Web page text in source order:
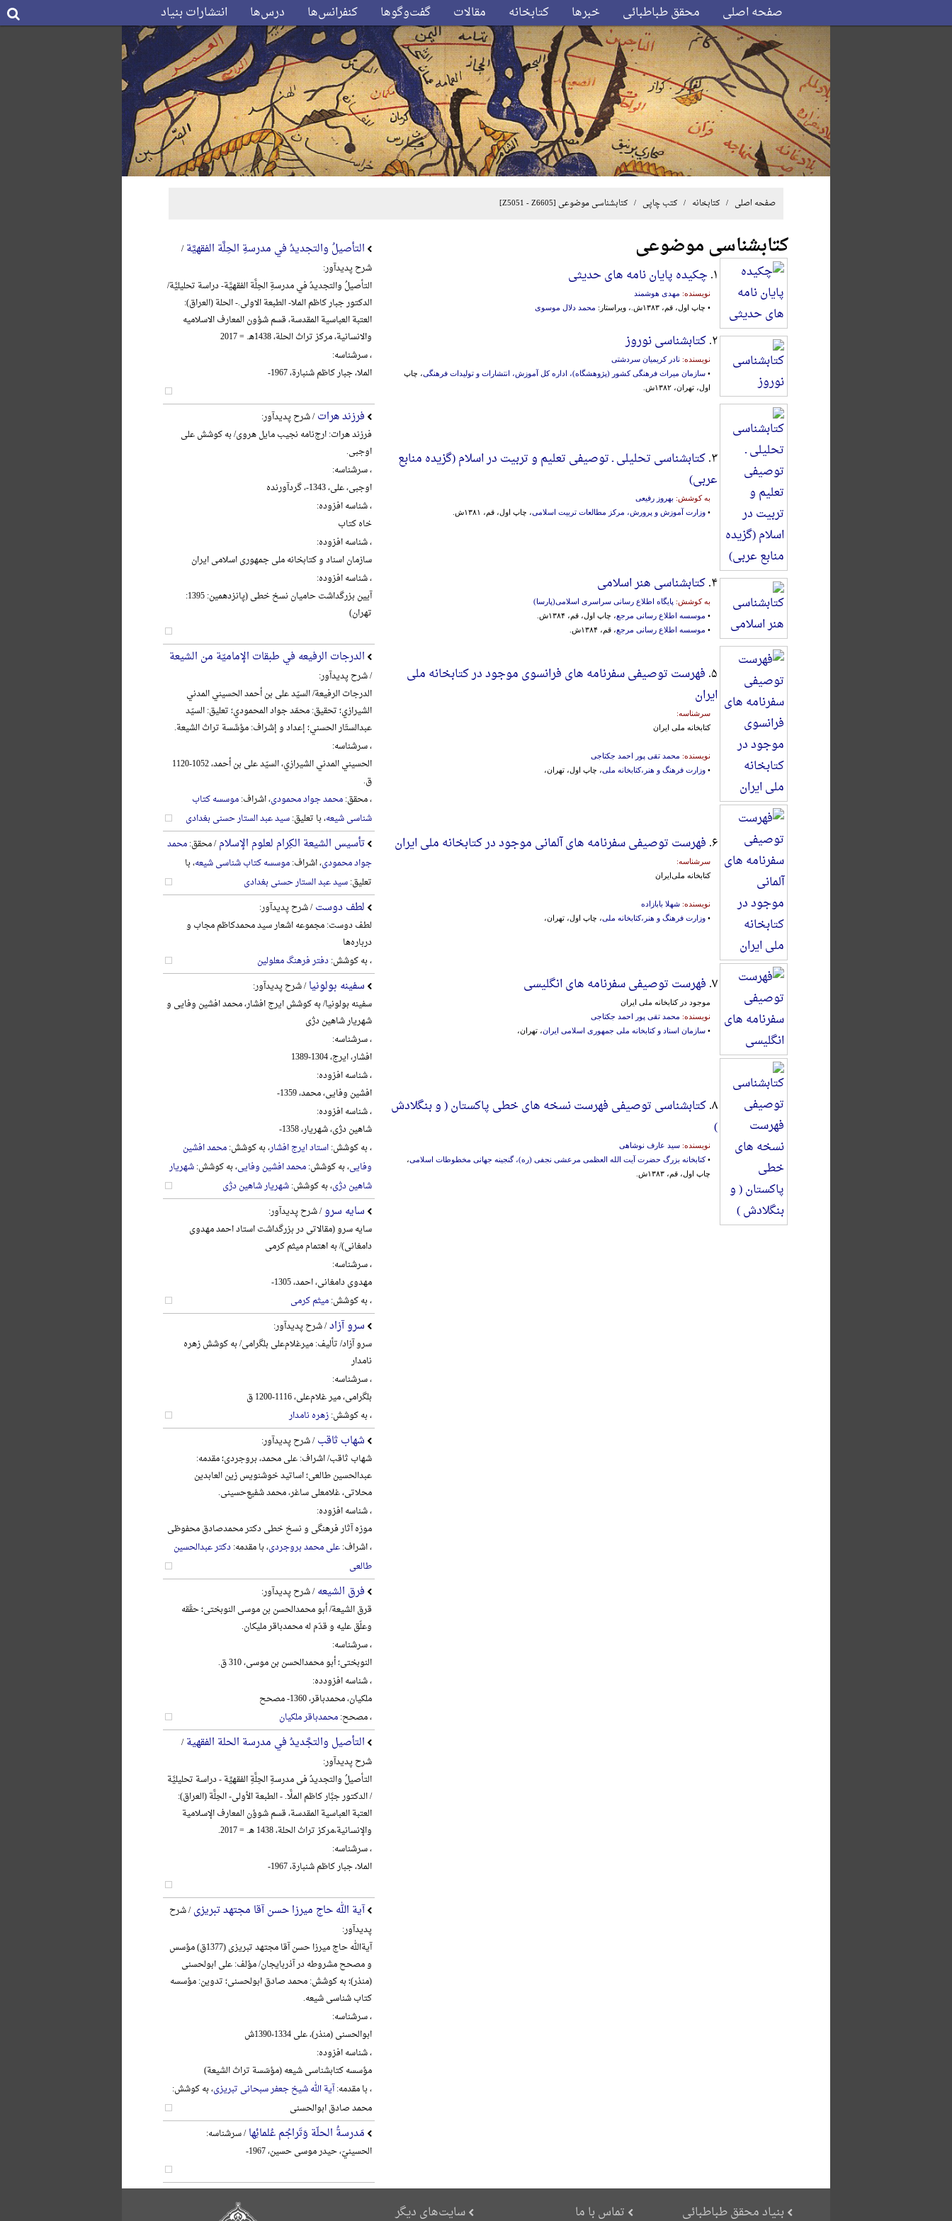
صفحه اصلی محقق طباطبائی خبرها کتابخانه مقالات گفت‌وگوها کنفرانس‌ها درس‌ها انتشارات بنیاد
صفحه اصلی / کتابخانه /کتب چاپی /کتابشناسی موضوعی[Z5051 - Z6605]
کتابشناسی موضوعی
۱. چکیده پایان نامه های حدیثی
نویسنده: مهدی هوشمند
• چاپ اول، قم، ۱۳۸۳ش.، ویراستار:
محمد دلال موسوی
۲. کتابشناسی نوروز
نویسنده: نادر کریمیان سردشتی
• سازمان میراث فرهنگی کشور (پژوهشگاه)، اداره کل آموزش، انتشارات و تولیدات فرهنگی، چاپ
اول، تهران، ۱۳۸۲ش.
۳. کتابشناسی تحلیلی ـ توصیفی تعلیم و تربیت در اسلام (گزیده‌ منابع‌
عربی‌)
به کوشش: بهروز رفیعی
• وزارت آموزش و پرورش، مرکز مطالعات تربیت اسلامی، چاپ اول، قم، ۱۳۸۱ش.
۴. کتابشناسی هنر اسلامی
به کوشش: پایگاه اطلاع رسانی سراسری اسلامی(پارسا)
• موسسه اطلاع رسانی مرجع، چاپ اول، قم، ۱۳۸۴ش.
• موسسه اطلاع رسانی مرجع، قم، ۱۳۸۴ش.
۵. فهرست توصیفی سفرنامه های فرانسوی موجود در کتابخانه ملی
ایران
سرشناسه:
کتابخانه‌ ملی‌ ایران‌
نویسنده: محمد تقی پور احمد جکتاجی
• وزارت فرهنگ و هنر،کتابخانه ملی، چاپ اول، تهران،
۶. فهرست توصیفی سفرنامه های آلمانی موجود در کتابخانه ملی ایران
سرشناسه:
کتابخانه‌ ملی‌ایران
نویسنده: شهلا بابازاده
• وزارت فرهنگ و هنر،کتابخانه ملی، چاپ اول، تهران،
۷. فهرست توصیفی سفرنامه های انگلیسی
موجود در کتابخانه ملی ایران
نویسنده: محمد تقی پور احمد جکتاجی
• سازمان اسناد و کتابخانه ملی جمهوری اسلامی ایران، تهران،
۸. کتابشناسی توصیفی فهرست نسخه های خطی پاکستان ( و بنگلادش
)
نویسنده: سید عارف نوشاهی
•کتابخانه بزرگ حضرت آیت الله العظمی مرعشی نجفی (ره)، گنجینه جهانی مخطوطات اسلامی،
چاپ اول، قم، ۱۳۸۳ش.
التأصیلُ والتجدیدُ في مدرسةِ الحِلَّة الفقهیَّة/
شرح پدیدآور:
التأصیلُ والتجدیدُ في مدرسةِ الحِلَّة الفقهیَّة- دراسة تحلیلیَّة/
الدکتور جبار کاظم الملا- الطبعة الاولی.- الحلة (العراق):
العتبة العباسیة المقدسة، قسم شؤون المعارف الاسلامیه
والانسانیة، مرکز تراث الحلة، 1438هـ. = 2017
، سرشناسه:
الملا، جبار کاظم شنبارة، 1967-
فرزند هرات/ شرح پدیدآور:
فرزند هرات: ارج‌نامه نجیب مایل هروی/ به کوشش علی
اوجبی.
، سرشناسه:
اوجبی، علی، 1343-، گردآورنده
، شناسه افزوده:
خاه کتاب
، شناسه افزوده:
سازمان اسناد و کتابخانه ملی جمهوری اسلامی ایران
، شناسه افزوده:
آیین بزرگداشت حامیان نسخ خطی (پانزدهمین: 1395:
تهران)
الدرجات الرفیعه في طبقات الإمامیّة من الشیعة
/ شرح پدیدآور:
الدرجات الرفیعة/ السیّد علی بن أحمد الحسیني المدني
الشیرازي؛ تحقیق: محمّد جواد المحمودي؛ تعلیق: السیّد
عبدالستّار الحسني؛ إعداد و إشراف: مؤسَّسة تراث الشیعة.
، سرشناسه:
الحسیني المدني الشیرازي، السیّد علی بن أحمد، 1052-1120
ق.
، محقق:محمد جواد محمودی، اشراف:موسسه کتاب
شناسی شیعه، با تعلیق:سید عبد الستار حسنی بغدادی
تأسیس الشیعة الکِرام لعلوم الإسلام/ محقق:محمد
جواد محمودی، اشراف:موسسه کتاب شناسی شیعه، با
تعلیق:سید عبد الستار حسنی بغدادی
لطف دوست/ شرح پدیدآور:
لطف دوست: مجموعه اشعار سید محمدکاظم مجاب و
درباره‌ها
، به کوشش:دفتر فرهنگ معلولین
سفینه بولونیا/ شرح پدیدآور:
سفینه بولونیا/ به کوشش ایرج افشار، محمد افشین وفایی و
شهریار شاهین دژی
، سرشناسه:
افشار، ایرج، 1304-1389
، شناسه افزوده:
افشین وفایی، محمد، 1359-
، شناسه افزوده:
شاهین دژی، شهریار، 1358-
، به کوشش:استاد ایرج افشار، به کوشش:محمد افشین
وفایی، به کوشش:محمد افشین وفایی، به کوشش:شهریار
شاهین دژی، به کوشش:شهریار شاهین دژی
سایه سرو/ شرح پدیدآور:
سایه سرو (مقالاتی در بزرگداشت استاد احمد مهدوی
دامغانی)/ به اهتمام میثم کرمی
، سرشناسه:
مهدوی دامغانی، احمد، 1305-
، به کوشش:میثم کرمی
سرو آزاد/ شرح پدیدآور:
سرو آزاد/ تألیف: میرغلام‌علی بلگرامی/ به کوشش زهره
نامدار
، سرشناسه:
بلگرامی، میر غلام‌علی، 1116-1200 ق
، به کوشش:زهره نامدار
شهاب ثاقب/ شرح پدیدآور:
شهاب ثاقب/ اشراف: علی محمد، بروجردی؛ مقدمه:
عبدالحسین طالعی؛ اساتید خوشنویس زین العابدین
محلاتی، غلامعلی ساغر، محمد شفیع‌حسینی.
، شناسه افزوده:
موزه آثار فرهنگی و نسخ خطی دکتر محمدصادق محفوظی
، اشراف:علی محمد بروجردی، با مقدمه:دکتر عبدالحسین
طالعی
فرق الشیعه/ شرح پدیدآور:
قرق الشیعة/ أبو محمدالحسن بن موسی النوبختی؛ حقّقه
وعلّق علیه و قدّم له محمدباقر ملیکان.
، سرشناسه:
النوبختی؛ أبو محمدالحسن بن موسی، 310 ق.
، شناسه افزودده:
ملکیان، محمدباقر، 1360- مصحح
، مصحح:محمدباقر ملکیان
التأصیل والتجَّدیدُ في مدرسة الحلة الفقهیة/
شرح پدیدآور:
التأصیلُ والتجدیدُ فی مدرسةِ الحِلَّةِ الفقهیِّة - دراسة تحلیلیَّة
/ الدکتور جبَّار کاظم الملَّا. - الطبعة الأولی- الحِلَّة (العراق):
العتبة العباسیة المقدسة، قسم شوؤن المعارف الإسلامیة
والإنسانیة،‌مرکز تراث الحلة، 1438 هـ. = 2017.
، سرشناسه:
الملا، جبار کاظم شنبارة، 1967-
آیة الله حاج میرزا حسن آقا مجتهد تبریزی/ شرح
پدیدآور:
آیةالله حاج میرزا حسن آقا مجتهد تبریزی (1377ق) مؤسس
و مصحح مشروطه در آذربایجان/ مؤلف: علی ابولحسنی
(منذر)؛ به کوشش: محمد صادق ابولحسنی؛ تدوین: مؤسسه
کتاب شناسی شیعه.
، سرشناسه:
ابوالحسنی (منذر)، علی 1334-1390ش
، شناسه افزوده:
مؤسسه کتابشناسی شیعه (مؤسّسة تراث الشیعة)
، با مقدمه:آیة الله شیخ جعفر سبحانی تبریزی، به کوشش:
محمد صادق ابوالحسنی
مَدرسةُ الحلّة وَتَراجُم عُلمائِها/ سرشناسه:
الحسینيّ، حیدر موسی حسین، 1967-
بنیاد محقق طباطبائی تماس با ما سایت‌های دیگر